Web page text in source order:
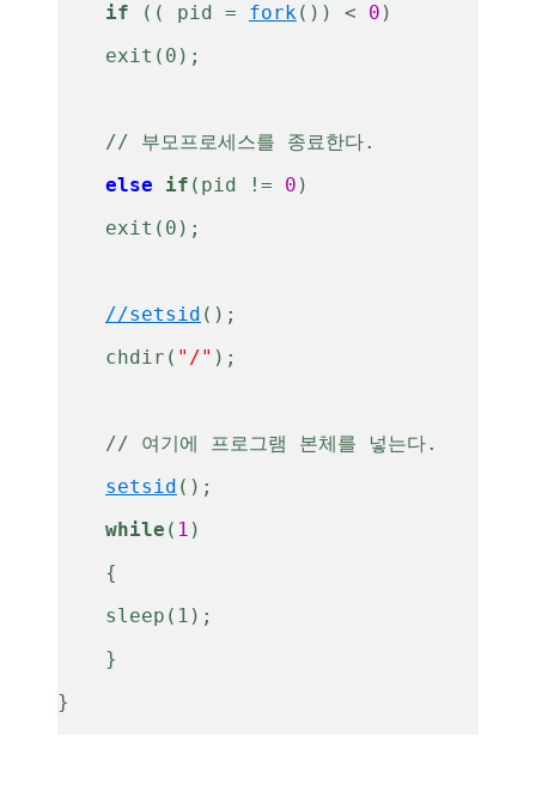
if (( pid = fork()) < 0 )
    exit(0);
    // 부모프로세스를 종료한다.
else
if (pid != 0 )
    exit(0);
//setsid ();
    chdir(
"/" );
    // 여기에 프로그램 본체를 넣는다.
setsid ();
while ( 1 )
    {
    sleep(1);
    }
}